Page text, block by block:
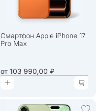
Смартфон Apple iPhone 17
Pro Max
от103 990,00 ₽